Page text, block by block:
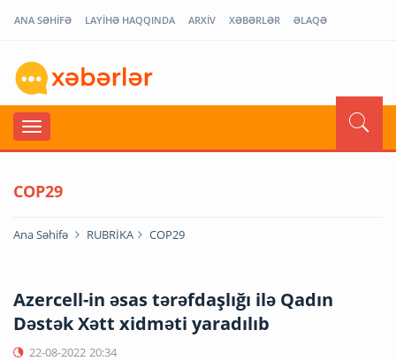
ANA SƏHİFƏ LAYİHƏ HAQQINDA ARXİV XƏBƏRLƏR ƏLAQƏ
COP29
Ana Səhifə RUBRİKA COP29
Azercell-in əsas tərəfdaşlığı ilə Qadın
Dəstək Xətt xidməti yaradılıb
22-08-2022 20:34